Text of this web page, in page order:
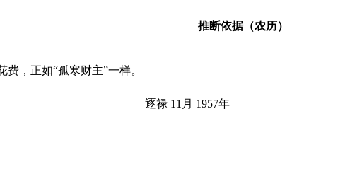
推断依据（农历）
，正如“孤寒财主”一样。
逐禄 11月 1957年